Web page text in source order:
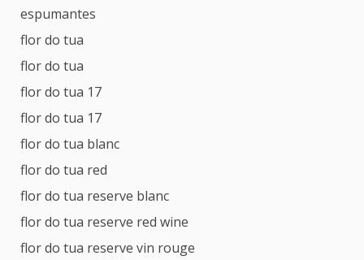
espumantes
flor do tua
flor do tua
flor do tua 17
flor do tua 17
flor do tua blanc
flor do tua red
flor do tua reserve blanc
flor do tua reserve red wine
flor do tua reserve vin rouge